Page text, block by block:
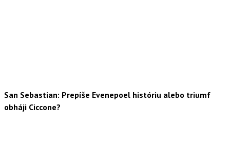
San Sebastian: Prepíše Evenepoel históriu alebo triumf
obháji Ciccone?